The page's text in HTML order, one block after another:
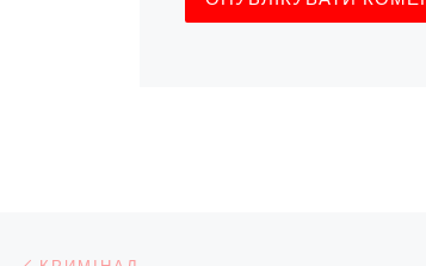
Навігація записів